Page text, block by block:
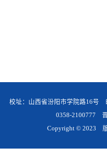
校址：山西省汾阳市学院路16号
0358-2100777
Copyright © 2023